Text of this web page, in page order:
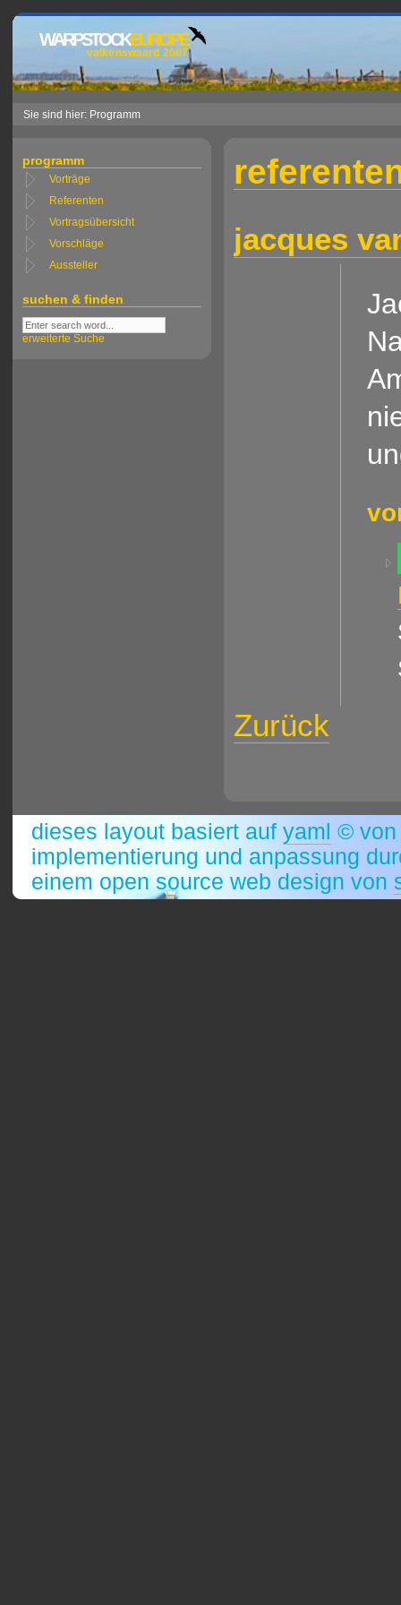
WARPSTOCKEUROPE
valkenswaard 2007
Sie sind hier: Programm
programm
Vorträge
Referenten
Vortragsübersicht
Vorschläge
Aussteller
suchen & finden
erweiterte Suche
jacques
Zurück
dieses layout basiert auf yaml ©
implementierung und anpassung
einem open source web design von